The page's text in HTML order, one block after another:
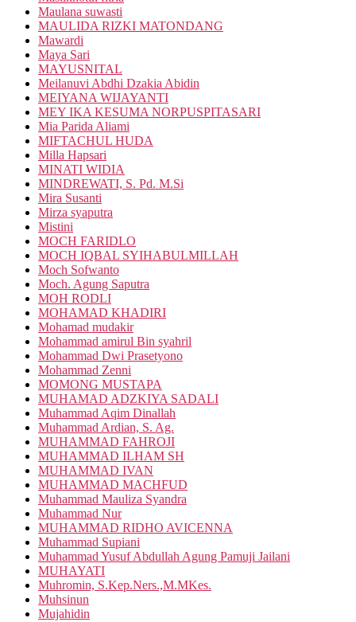
Maulana suwasti
MAULIDA RIZKI MATONDANG
Mawardi
Maya Sari
MAYUSNITAL
Meilanuvi Abdhi Dzakia Abidin
MEIYANA WIJAYANTI
MEY IKA KESUMA NORPUSPITASARI
Mia Parida Aliami
MIFTACHUL HUDA
Milla Hapsari
MINATI WIDIA
MINDREWATI, S. Pd. M.Si
Mira Susanti
Mirza syaputra
Mistini
MOCH FARIDLO
MOCH IQBAL SYIHABULMILLAH
Moch Sofwanto
Moch. Agung Saputra
MOH RODLI
MOHAMAD KHADIRI
Mohamad mudakir
Mohammad amirul Bin syahril
Mohammad Dwi Prasetyono
Mohammad Zenni
MOMONG MUSTAPA
MUHAMAD ADZKIYA SADALI
Muhammad Aqim Dinallah
Muhammad Ardian, S. Ag.
MUHAMMAD FAHROJI
MUHAMMAD ILHAM SH
MUHAMMAD IVAN
MUHAMMAD MACHFUD
Muhammad Mauliza Syandra
Muhammad Nur
MUHAMMAD RIDHO AVICENNA
Muhammad Supiani
Muhammad Yusuf Abdullah Agung Pamuji Jailani
MUHAYATI
Muhromin, S.Kep.Ners.,M.MKes.
Muhsinun
Mujahidin